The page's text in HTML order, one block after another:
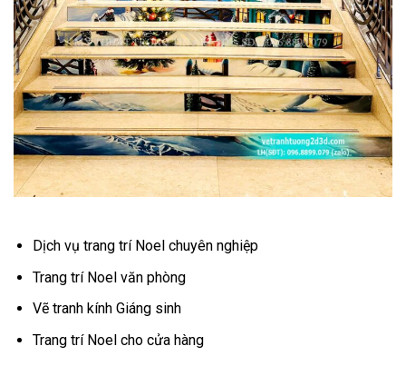
Dịch vụ trang trí Noel chuyên nghiệp
Trang trí Noel văn phòng
Vẽ tranh kính Giáng sinh
Trang trí Noel cho cửa hàng